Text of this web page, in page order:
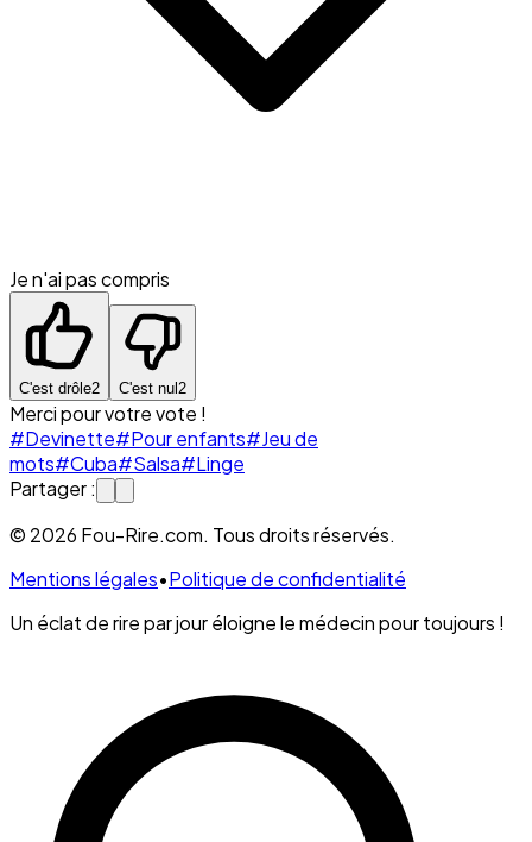
Je n'ai pas compris
C'est drôle2 C'est nul2
Merci pour votre vote !
#Devinette#Pour enfants#Jeu de
mots#Cuba#Salsa#Linge
Partager :
© 2026 Fou-Rire.com. Tous droits réservés.
Mentions légales•Politique de confidentialité
Un éclat de rire par jour éloigne le médecin pour toujours !